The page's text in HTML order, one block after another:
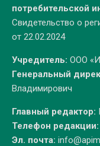
потребительской
Свидетельство о
от 22.02.2024
Учредитель: ООО
Генеральный
Владимирович
Главный редактор:
Телефон редакции:
Эл. почта: